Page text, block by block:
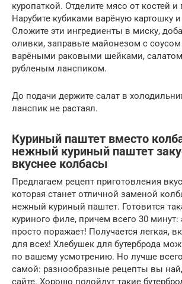
куропаткой. Отделите мясо от костей и
Нарубите кубиками варёную картошку
Сложите эти ингредиенты в миску,
оливки, заправьте майонезом с соусом
варёными раковыми шейками, салатом
рубленым ланспиком.
До подачи держите салат в
ланспик не растаял.
Куриный паштет вместо
нежный куриный паштет
вкуснее колбасы
Предлагаем рецепт приготовления
которая станет отличной заменой
нежный куриный паштет. Готовится
куриного филе, причем всего 30 минут:
просто поражает! Получается легкая,
для всех! Хлебушек для бутерброда
по вашему усмотрению. Но лучше
самой: разнообразные рецепты вы
сайте. Хорошо подойдут такие